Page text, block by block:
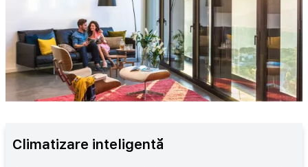
Climatizare inteligentă